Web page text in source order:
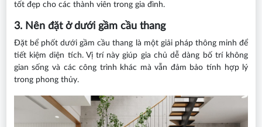
tốt đẹp cho các thành viên trong gia đình.
3. Nên đặt ở dưới gầm cầu thang
Đặt bể phốt dưới gầm cầu thang là một giải pháp thông minh để
tiết kiệm diện tích. Vị trí này giúp gia chủ dễ dàng bố trí không
gian sống và các công trình khác mà vẫn đảm bảo tính hợp lý
trong phong thủy.